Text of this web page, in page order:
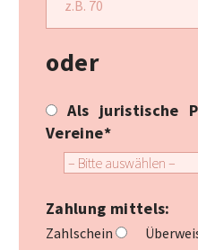
oder
Als juristische
Vereine*
Zahlung mittels:
Zahlschein